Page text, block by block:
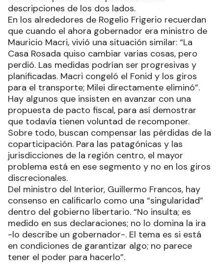
descripciones de los dos lados.
En los alrededores de Rogelio Frigerio recuerdan
que cuando el ahora gobernador era ministro de
Mauricio Macri, vivió una situación similar: “La
Casa Rosada quiso cambiar varias cosas, pero
perdió. Las medidas podrían ser progresivas y
planificadas. Macri congeló el Fonid y los giros
para el transporte; Milei directamente eliminó”.
Hay algunos que insisten en avanzar con una
propuesta de pacto fiscal, para así demostrar
que todavía tienen voluntad de recomponer.
Sobre todo, buscan compensar las pérdidas de la
coparticipación. Para las patagónicas y las
jurisdicciones de la región centro, el mayor
problema está en ese segmento y no en los giros
discrecionales.
Del ministro del Interior, Guillermo Francos, hay
consenso en calificarlo como una “singularidad”
dentro del gobierno libertario. “No insulta; es
medido en sus declaraciones; no lo domina la ira
-lo describe un gobernador-. El tema es si está
en condiciones de garantizar algo; no parece
tener el poder para hacerlo”.